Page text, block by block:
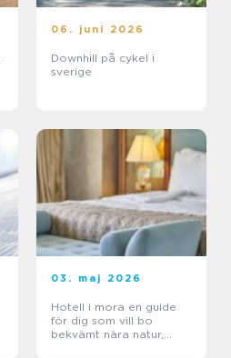
06. juni 2026
Downhill på cykel i
sverige
03. maj 2026
Hotell i mora en guide
för dig som vill bo
bekvämt nära natur,